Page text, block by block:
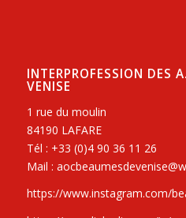
INTERPROFESSION DES
VENISE
1 rue du moulin
84190 LAFARE
Tél : +33 (0)4 90 36 11 26
Mail :
https://www.instagram.com/